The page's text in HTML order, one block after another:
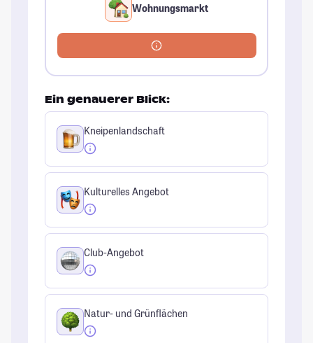
Wohnungsmarkt
Ein genauerer Blick:
Kneipenlandschaft
Kulturelles Angebot
Club-Angebot
Natur- und Grünflächen